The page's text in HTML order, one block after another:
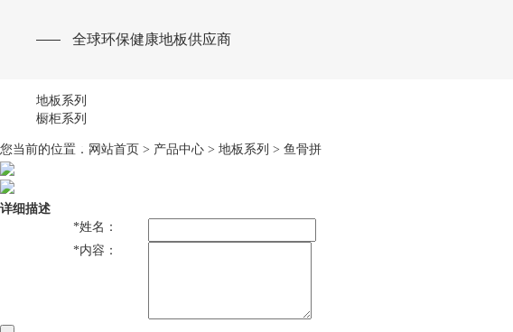
全球环保健康地板供应商
地板系列
橱柜系列
您当前的位置： 网站首页 > 产品中心 > 地板系列 > 鱼骨拼
详细描述
*姓名：
*内容：